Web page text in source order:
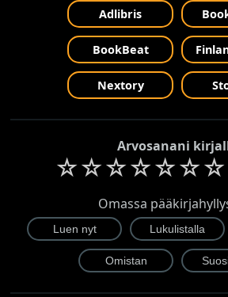
Adlibris
BookBeat
Nextory
Arvosanani
☆☆☆☆☆☆☆
Omassa